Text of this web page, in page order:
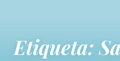
Etiqueta: